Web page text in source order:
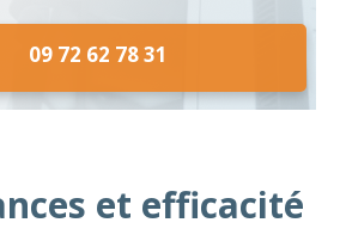
09 72 62 78 31
et efficacité